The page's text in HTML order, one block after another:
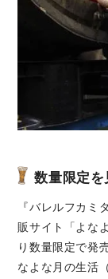
数量限定を
『バレルフカミ
販サイト「よな
り数量限定で発
なよな月の生活